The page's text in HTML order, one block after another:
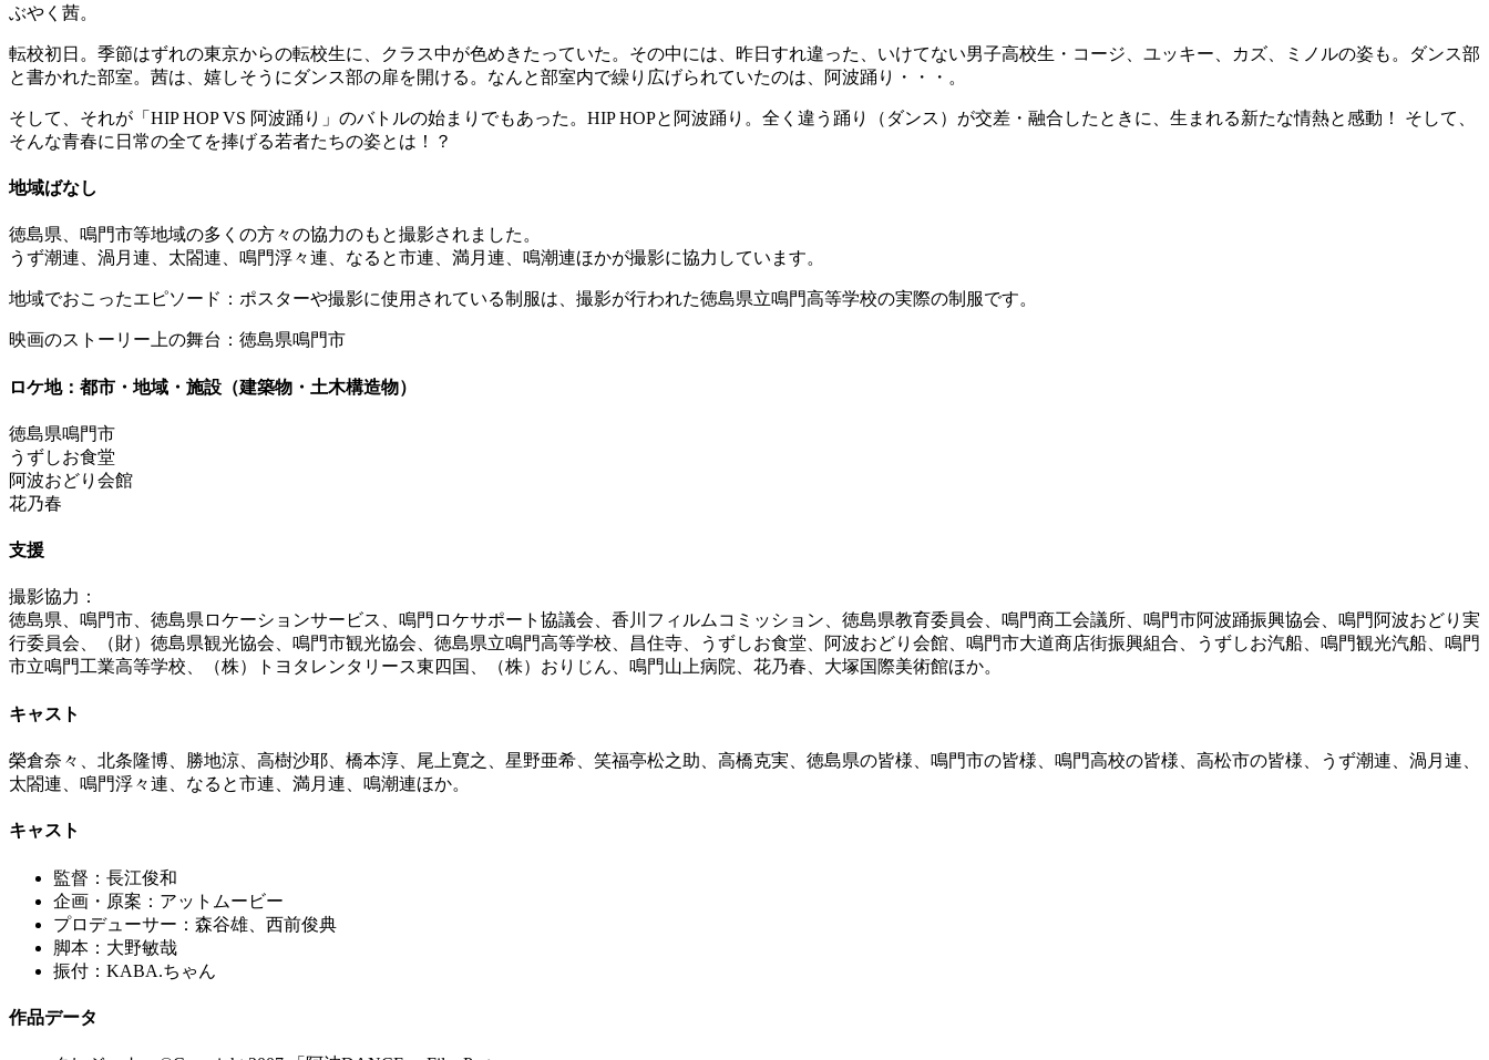
ぶやく茜。
転校初日。季節はずれの東京からの転校生に、クラス中が色めきたっていた。その中には、昨日すれ違った、いけてない男子高校生・コージ、ユッキー、カズ、ミノルの姿も。ダンス部
と書かれた部室。茜は、嬉しそうにダンス部の扉を開ける。なんと部室内で繰り広げられていたのは、阿波踊り・・・。
そして、それが「HIP HOP VS 阿波踊り」のバトルの始まりでもあった。HIP HOPと阿波踊り。全く違う踊り（ダンス）が交差・融合したときに、生まれる新たな情熱と感動！ そして、
そんな青春に日常の全てを捧げる若者たちの姿とは！？
地域ばなし
徳島県、鳴門市等地域の多くの方々の協力のもと撮影されました。
うず潮連、渦月連、太閤連、鳴門浮々連、なると市連、満月連、鳴潮連ほかが撮影に協力しています。
地域でおこったエピソード：ポスターや撮影に使用されている制服は、撮影が行われた徳島県立鳴門高等学校の実際の制服です。
映画のストーリー上の舞台：徳島県鳴門市
ロケ地：都市・地域・施設（建築物・土木構造物）
徳島県鳴門市
うずしお食堂
阿波おどり会館
花乃春
支援
撮影協力：
徳島県、鳴門市、徳島県ロケーションサービス、鳴門ロケサポート協議会、香川フィルムコミッション、徳島県教育委員会、鳴門商工会議所、鳴門市阿波踊振興協会、鳴門阿波おどり実
行委員会、（財）徳島県観光協会、鳴門市観光協会、徳島県立鳴門高等学校、昌住寺、うずしお食堂、阿波おどり会館、鳴門市大道商店街振興組合、うずしお汽船、鳴門観光汽船、鳴門
市立鳴門工業高等学校、（株）トヨタレンタリース東四国、（株）おりじん、鳴門山上病院、花乃春、大塚国際美術館ほか。
キャスト
榮倉奈々、北条隆博、勝地涼、高樹沙耶、橋本淳、尾上寛之、星野亜希、笑福亭松之助、高橋克実、徳島県の皆様、鳴門市の皆様、鳴門高校の皆様、高松市の皆様、うず潮連、渦月連、
太閤連、鳴門浮々連、なると市連、満月連、鳴潮連ほか。
キャスト
監督：長江俊和
企画・原案：アットムービー
プロデューサー：森谷雄、西前俊典
脚本：大野敏哉
振付：KABA.ちゃん
作品データ